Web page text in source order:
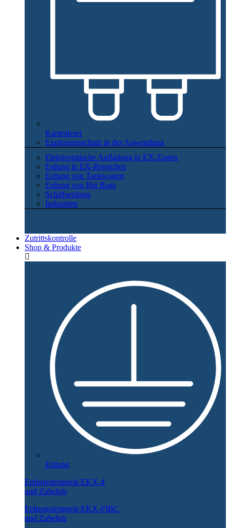
Kartenleser
Explosionsschutz in der Anwendung
Elektrostatische Aufladung in EX-Zonen
Erdung in EX-Bereichen
Erdung von Tankwagen
Erdung von Big Bags
Schiffserdung
Industrien
Zutrittskontrolle
Shop & Produkte
Erdung
Erdungstestgerät EKX-4
und Zubehör
Erdungstestgerät EKX-FIBC
und Zubehör